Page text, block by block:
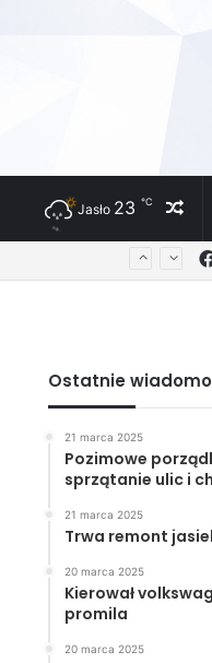
Jasło 23 ℃
Ostatnie
21 marca 2025
Pozimowe
sprzątanie ulic i
21 marca 2025
Trwa remont
20 marca 2025
Kierował
promila
20 marca 2025